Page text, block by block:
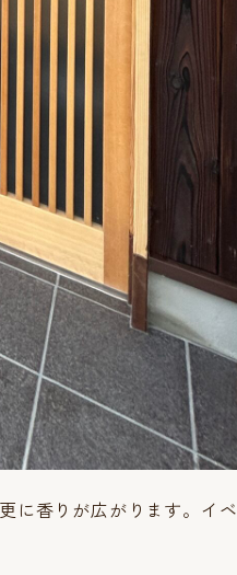
に香りが広がります。イベ